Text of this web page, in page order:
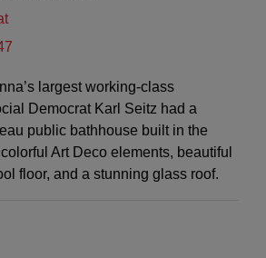
largest working-class
Democrat Karl Seitz had a
public bathhouse built in the
Art Deco elements, beautiful
floor, and a stunning glass roof.